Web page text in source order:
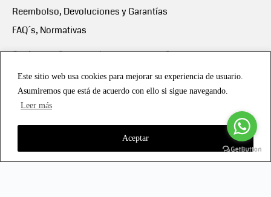
Este sitio web usa cookies para mejorar su experiencia de usuario.
Asumiremos que está de acuerdo con ello si sigue navegando.
Leer más
Aceptar
Reembolso, Devoluciones y Garantías
FAQ´s, Normativas
Scalapay:Compra ahora y paga en 3 cuotas
Scalapay Política Privacidad
Copyright © 2021 all rights reserved - Vialmotor